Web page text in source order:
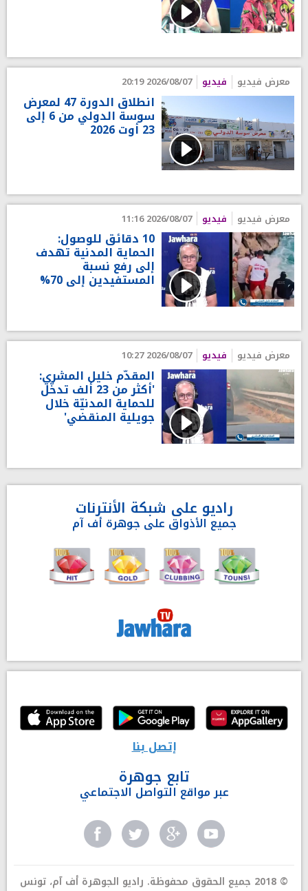
معرض فيديو فيديو 2026/08/07 20:19
انطلاق الدورة 47 لمعرض
سوسة الدولي من 6 إلى
23 أوت 2026
معرض فيديو فيديو 2026/08/07 11:16
10 دقائق للوصول:
الحماية المدنية تهدف
إلى رفع نسبة
المستفيدين إلى 70%
معرض فيديو فيديو 2026/08/07 10:27
المقدّم خليل المشري:
'أكثر من 23 ألف تدخّل
للحماية المدنيّة خلال
جويلية المنقضي'
راديو على شبكة الأنترنات
جميع الأذواق على جوهرة أف آم
إتصل بنا
تابع جوهرة
عبر مواقع التواصل الاجتماعي
© 2018 جميع الحقوق محفوظة. راديو الجوهرة أف آم، تونس